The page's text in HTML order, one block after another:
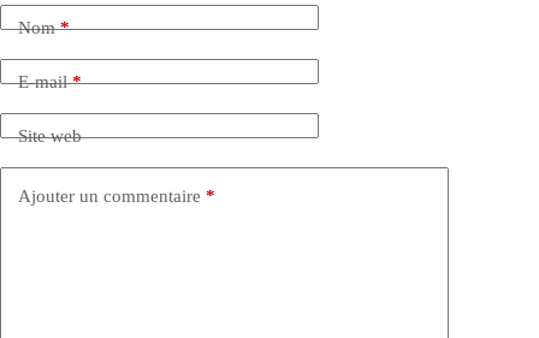
Nom*
E-mail*
Site web
Ajouter un commentaire *